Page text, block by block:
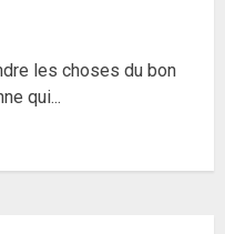
les choses du bon
qui...